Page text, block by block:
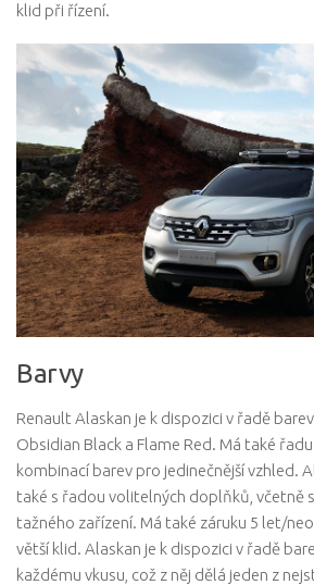
klid při řízení.
Barvy
Renault Alaskan je k dispozici v řadě
Obsidian Black a Flame Red. Má také
kombinací barev pro jedinečnější vzhled.
také s řadou volitelných doplňků, včetně
tažného zařízení. Má také záruku 5 let/
větší klid. Alaskan je k dispozici v řadě
každému vkusu, což z něj dělá jeden z